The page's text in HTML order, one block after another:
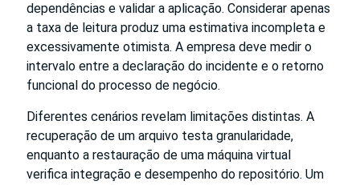
dependências e validar a aplicação. Considerar apenas
a taxa de leitura produz uma estimativa incompleta e
excessivamente otimista. A empresa deve medir o
intervalo entre a declaração do incidente e o retorno
funcional do processo de negócio.
Diferentes cenários revelam limitações distintas. A
recuperação de um arquivo testa granularidade,
enquanto a restauração de uma máquina virtual
verifica integração e desempenho do repositório. Um